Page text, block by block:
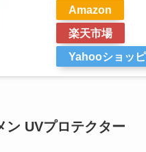
Amazon
楽天市場
Yahooショッ
ン UVプロテクター